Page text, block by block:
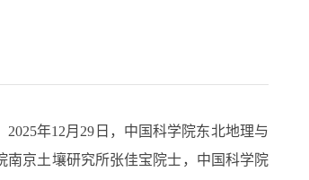
2025年12月 29 日，中国科学院东北地理与
京土壤研究所张佳宝院士，中国科学院